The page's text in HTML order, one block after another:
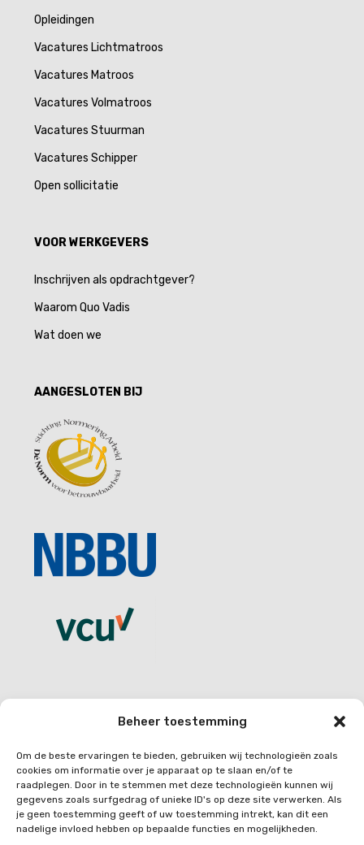
Beheer toestemming
Om de beste ervaringen te bieden, gebruiken wij technologieën zoals
cookies om informatie over je apparaat op te slaan en/of te
raadplegen. Door in te stemmen met deze technologieën kunnen wij
gegevens zoals surfgedrag of unieke ID's op deze site verwerken. Als
je geen toestemming geeft of uw toestemming intrekt, kan dit een
nadelige invloed hebben op bepaalde functies en mogelijkheden.
Opleidingen
Vacatures Lichtmatroos
Vacatures Matroos
Vacatures Volmatroos
Vacatures Stuurman
Vacatures Schipper
Open sollicitatie
VOOR WERKGEVERS
Inschrijven als opdrachtgever?
Waarom Quo Vadis
Wat doen we
AANGESLOTEN BIJ
Quo vadis personeelsdiensten
Rietlanden 2A
3361 AN Sliedrecht